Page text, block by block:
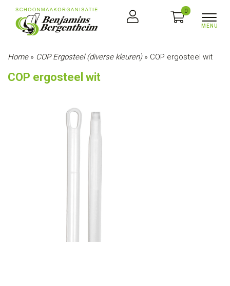
0
Home» COP Ergosteel (diverse kleuren)» COP ergosteel wit
COP ergosteel wit